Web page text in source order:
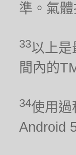
準。氣
33以上
間內的
34使用過
Android